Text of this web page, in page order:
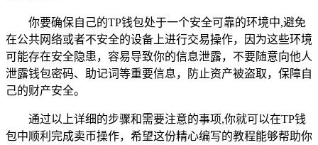
你要确保自己的TP钱包处于一个安全可靠的环境中,避免
在公共网络或者不安全的设备上进行交易操作，因为这些环境
可能存在安全隐患，容易导致你的信息泄露，不要随意向他人
泄露钱包密码、助记词等重要信息，防止资产被盗取，保障自
己的财产安全。
通过以上详细的步骤和需要注意的事项,你就可以在TP钱
包中顺利完成卖币操作，希望这份精心编写的教程能够帮助你